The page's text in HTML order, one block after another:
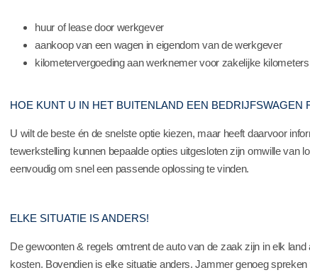
huur of lease door werkgever
aankoop van een wagen in eigendom van de werkgever
kilometervergoeding aan werknemer voor zakelijke
HOE KUNT U IN HET BUITENLAND EEN BEDRIJFSWAGEN
U wilt de beste én de snelste optie kiezen, maar heeft daarvoor
tewerkstelling kunnen bepaalde opties uitgesloten zijn omwille van
eenvoudig om snel een passende oplossing te vinden.
ELKE SITUATIE IS ANDERS!
De gewoonten & regels omtrent de auto van de zaak zijn in elk
kosten. Bovendien is elke situatie anders. Jammer genoeg